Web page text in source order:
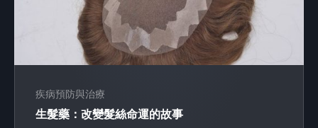
疾病預防與治療
生髮藥：改變髮絲命運的故事